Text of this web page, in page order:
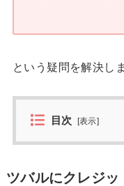
という疑問を解決し
目次 [表示]
ツバルにクレジ